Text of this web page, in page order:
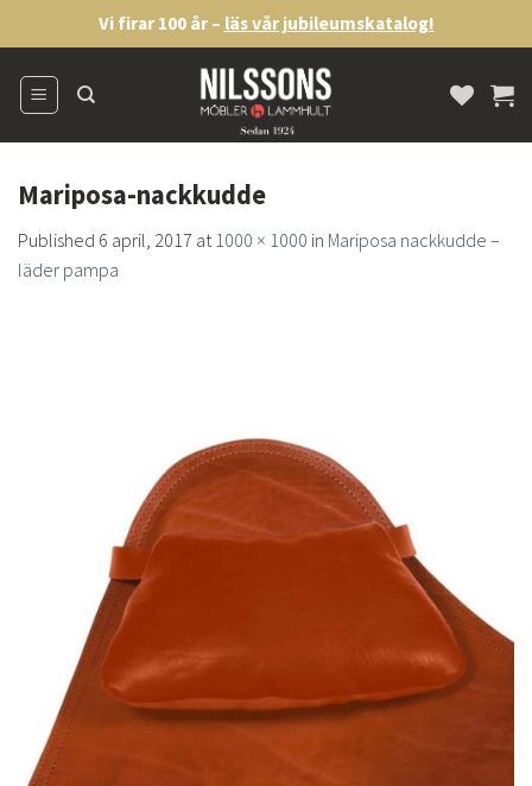
to
content
Vi firar 100 år – läs vår jubileumskatalog!
Mariposa-nackkudde
Published 6 april, 2017 at1000 × 1000 in Mariposa nackkudde –
läder pampa